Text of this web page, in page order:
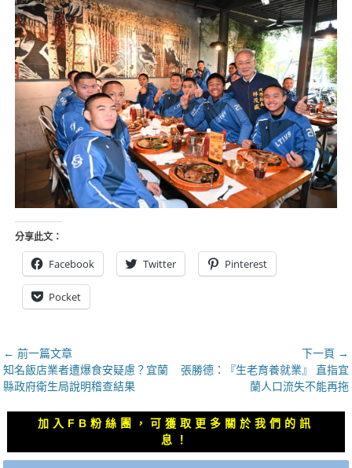
分享此文：
Facebook Twitter Pinterest
Pocket
文
章
導
覽
← 前一篇文章
上
一
知名飯店業者遭爆食安疑慮？宜蘭
縣政府衛生局說明稽查結果
下一頁 →
下
文
章：
張勝德：『生老育養就業』 直指宜
蘭人口流失不能再拖
加入FB粉絲團，可獲取更多關於我們的訊
息！